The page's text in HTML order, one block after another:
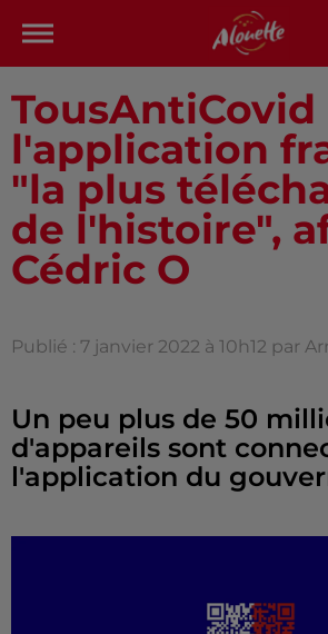
TousAntiCovid
l'application
"la plus
de l'histoire",
Cédric O
Publié : 7 janvier 2022 à 10h12 par
Un peu plus de 50
d'appareils sont
l'application du